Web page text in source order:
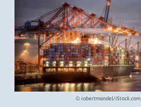
Bio-Produkte
© robertmandel/iStock.com